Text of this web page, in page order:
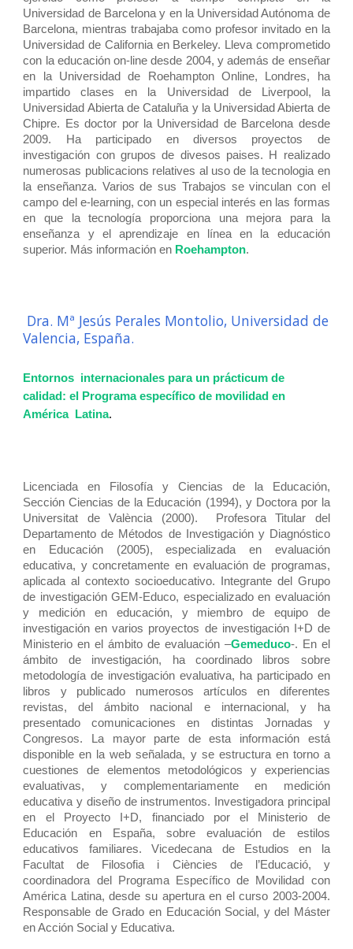
Universidad de Barcelona y en la Universidad Autónoma de
Barcelona, mientras trabajaba como profesor invitado en la
Universidad de California en Berkeley. Lleva comprometido
con la educación on-line desde 2004, y además de enseñar
en la Universidad de Roehampton Online, Londres, ha
impartido clases en la Universidad de Liverpool, la
Universidad Abierta de Cataluña y la Universidad Abierta de
Chipre. Es doctor por la Universidad de Barcelona desde
2009. Ha participado en diversos proyectos de
investigación con grupos de divesos paises. H realizado
numerosas publicacions relatives al uso de la tecnologia en
la enseñanza. Varios de sus Trabajos se vinculan con el
campo del e-learning, con un especial interés en las formas
en que la tecnología proporciona una mejora para la
enseñanza y el aprendizaje en línea en la educación
superior. Más información en Roehampton.
Dra. Mª Jesús Perales Montolio, Universidad de
Valencia, España.
Entornos internacionales para un prácticum de
calidad: el Programa específico de movilidad en
América Latina.
Licenciada en Filosofía y Ciencias de la Educación,
Sección Ciencias de la Educación (1994), y Doctora por la
Universitat de València (2000). Profesora Titular del
Departamento de Métodos de Investigación y Diagnóstico
en Educación (2005), especializada en evaluación
educativa, y concretamente en evaluación de programas,
aplicada al contexto socioeducativo. Integrante del Grupo
de investigación GEM-Educo, especializado en evaluación
y medición en educación, y miembro de equipo de
investigación en varios proyectos de investigación I+D de
Ministerio en el ámbito de evaluación –Gemeduco-. En el
ámbito de investigación, ha coordinado libros sobre
metodología de investigación evaluativa, ha participado en
libros y publicado numerosos artículos en diferentes
revistas, del ámbito nacional e internacional, y ha
presentado comunicaciones en distintas Jornadas y
Congresos. La mayor parte de esta información está
disponible en la web señalada, y se estructura en torno a
cuestiones de elementos metodológicos y experiencias
evaluativas, y complementariamente en medición
educativa y diseño de instrumentos. Investigadora principal
en el Proyecto I+D, financiado por el Ministerio de
Educación en España, sobre evaluación de estilos
educativos familiares. Vicedecana de Estudios en la
Facultat de Filosofia i Ciències de l’Educació, y
coordinadora del Programa Específico de Movilidad con
América Latina, desde su apertura en el curso 2003-2004.
Responsable de Grado en Educación Social, y del Máster
en Acción Social y Educativa.